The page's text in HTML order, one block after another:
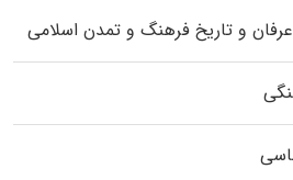
و تاریخ فرهنگ و تمدن اسلامی